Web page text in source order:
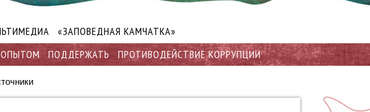
«ЗАПОВЕДНАЯ КАМЧАТКА»
ПОДДЕРЖАТЬ ПРОТИВОДЕЙСТВИЕ КОРРУПЦИИ